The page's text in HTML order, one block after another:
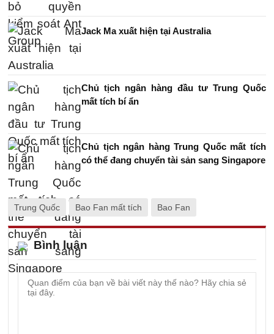
Jack Ma xuất hiện tại Australia
Chủ tịch ngân hàng đầu tư Trung Quốc
mất tích bí ẩn
Chủ tịch ngân hàng Trung Quốc mất tích
có thể đang chuyển tài sản sang Singapore
Trung Quốc Bao Fan mất tích Bao Fan
Bình luận